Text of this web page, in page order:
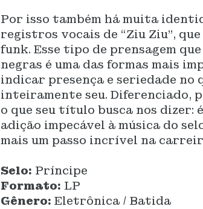
Por isso também há muita
registros vocais de “Ziu Ziu”,
funk. Esse tipo de prensagem
negras é uma das formas mais
indicar presença e seriedade no
inteiramente seu.
o que seu título busca nos dizer:
adição impecável à música do
mais um passo incrível na
Selo: Príncipe
Formato: LP
Gênero: Eletrônica / Batida